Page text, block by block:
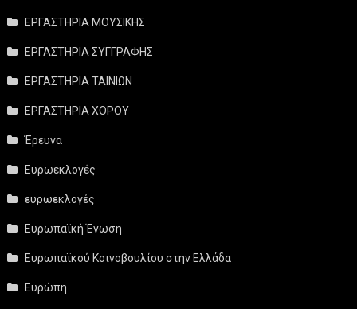
ΕΡΓΑΣΤΗΡΙΑ ΜΟΥΣΙΚΗΣ
ΕΡΓΑΣΤΗΡΙΑ ΣΥΓΓΡΑΦΗΣ
ΕΡΓΑΣΤΗΡΙΑ ΤΑΙΝΙΩΝ
ΕΡΓΑΣΤΗΡΙΑ ΧΟΡΟΥ
Έρευνα
Ευρωεκλογές
ευρωεκλογές
Ευρωπαϊκή Ένωση
Ευρωπαϊκού Κοινοβουλίου στην Ελλάδα
Ευρώπη